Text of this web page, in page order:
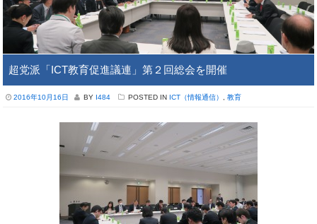
超党派「ICT教育促進議連」第２回総会を開催
2016年10月16日 BY I484 POSTED IN ICT（情報通信） 教育